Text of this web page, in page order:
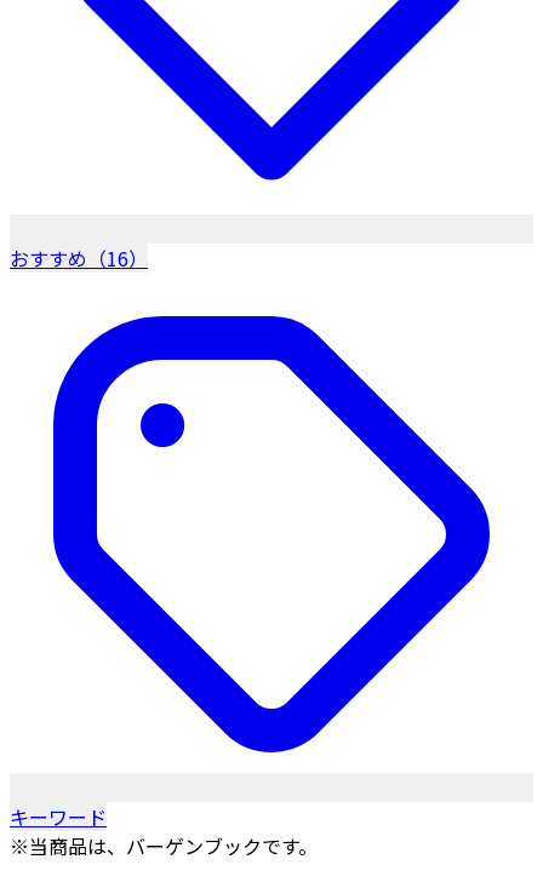
おすすめ（16）
キーワード
※当商品は、バーゲンブックです。